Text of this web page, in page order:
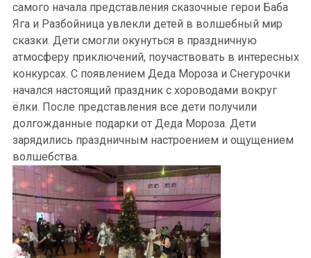
самого начала представления сказочные герои Баба
Яга и Разбойница увлекли детей в волшебный мир
сказки. Дети смогли окунуться в праздничную
атмосферу приключений, поучаствовать в интересных
конкурсах. С появлением Деда Мороза и Снегурочки
начался настоящий праздник с хороводами вокруг
ёлки. После представления все дети получили
долгожданные подарки от Деда Мороза. Дети
зарядились праздничным настроением и ощущением
волшебства.